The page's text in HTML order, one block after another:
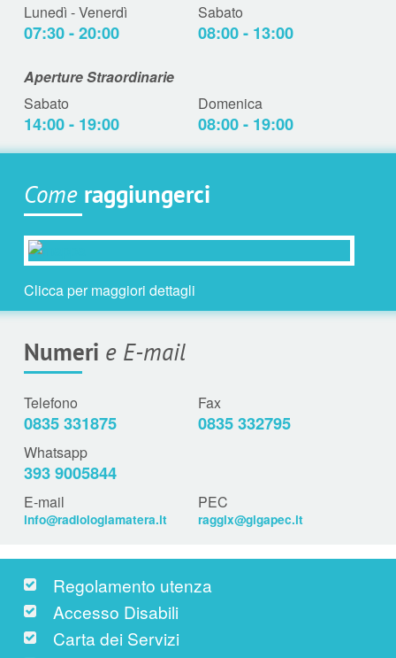
Lunedì - Venerdì
07:30 - 20:00
Sabato
08:00 - 13:00
Aperture Straordinarie
Sabato
14:00 - 19:00
Domenica
08:00 - 19:00
Come raggiungerci
Clicca per maggiori dettagli
Numeri e E-mail
Telefono
0835 331875
Fax
0835 332795
Whatsapp
393 9005844
E-mail
info@radiologiamatera.it
PEC
raggix@gigapec.it
Regolamento utenza
Accesso Disabili
Carta dei Servizi